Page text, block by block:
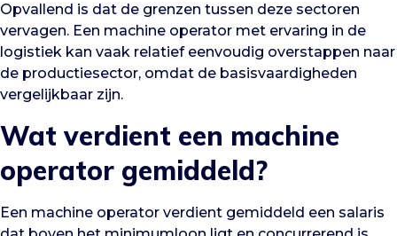
Opvallend is dat de grenzen tussen deze sectoren
vervagen. Een machine operator met ervaring in de
logistiek kan vaak relatief eenvoudig overstappen naar
de productiesector, omdat de basisvaardigheden
vergelijkbaar zijn.
Wat verdient een machine
operator gemiddeld?
Een machine operator verdient gemiddeld een salaris